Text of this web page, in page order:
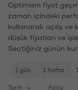
Optimism fiyat
zaman içindeki
kullanarak açılış ve
düşük fiyatları ve
Seçtiğiniz günün
1 gün 1 hafta
Tarih Açılış